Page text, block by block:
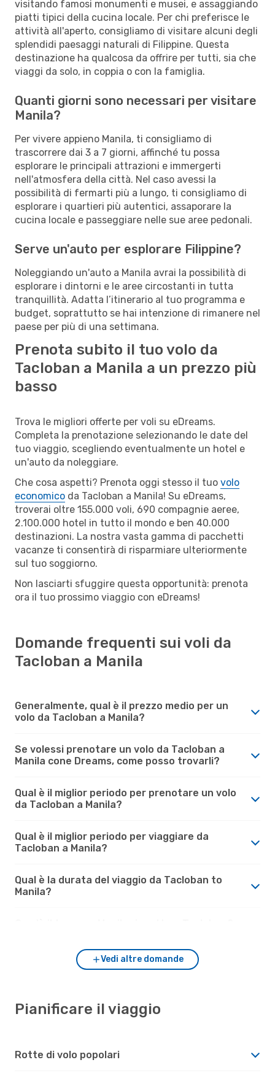
visitando famosi monumenti e musei, e assaggiando
piatti tipici della cucina locale. Per chi preferisce le
attività all'aperto, consigliamo di visitare alcuni degli
splendidi paesaggi naturali di Filippine. Questa
destinazione ha qualcosa da offrire per tutti, sia che
viaggi da solo, in coppia o con la famiglia.
Quanti giorni sono necessari per visitare
Manila?
Per vivere appieno Manila, ti consigliamo di
trascorrere dai 3 a 7 giorni, affinché tu possa
esplorare le principali attrazioni e immergerti
nell'atmosfera della città. Nel caso avessi la
possibilità di fermarti più a lungo, ti consigliamo di
esplorare i quartieri più autentici, assaporare la
cucina locale e passeggiare nelle sue aree pedonali.
Serve un'auto per esplorare Filippine?
Noleggiando un'auto a Manila avrai la possibilità di
esplorare i dintorni e le aree circostanti in tutta
tranquillità. Adatta l’itinerario al tuo programma e
budget, soprattutto se hai intenzione di rimanere nel
paese per più di una settimana.
Prenota subito il tuo volo da
Tacloban a Manila a un prezzo più
basso
Trova le migliori offerte per voli su eDreams.
Completa la prenotazione selezionando le date del
tuo viaggio, scegliendo eventualmente un hotel e
un'auto da noleggiare.
Che cosa aspetti? Prenota oggi stesso il tuo volo
economico da Tacloban a Manila! Su eDreams,
troverai oltre 155.000 voli, 690 compagnie aeree,
2.100.000 hotel in tutto il mondo e ben 40.000
destinazioni. La nostra vasta gamma di pacchetti
vacanze ti consentirà di risparmiare ulteriormente
sul tuo soggiorno.
Non lasciarti sfuggire questa opportunità: prenota
ora il tuo prossimo viaggio con eDreams!
Domande frequenti sui voli da
Tacloban a Manila
Generalmente, qual è il prezzo medio per un
volo da Tacloban a Manila?
Se volessi prenotare un volo da Tacloban a
Manila cone Dreams, come posso trovarli?
Qual è il miglior periodo per prenotare un volo
da Tacloban a Manila?
Qual è il miglior periodo per viaggiare da
Tacloban a Manila?
Qual è la durata del viaggio da Tacloban to
Manila?
Vedi altre domande
Pianificare il viaggio
Rotte di volo popolari